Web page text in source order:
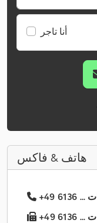
أنا تاجر
هاتف & فاكس